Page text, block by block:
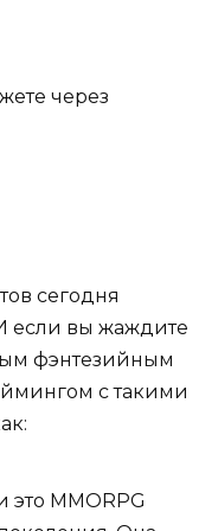
через
сегодня
если вы жаждите
фэнтезийным
с такими
это MMORPG